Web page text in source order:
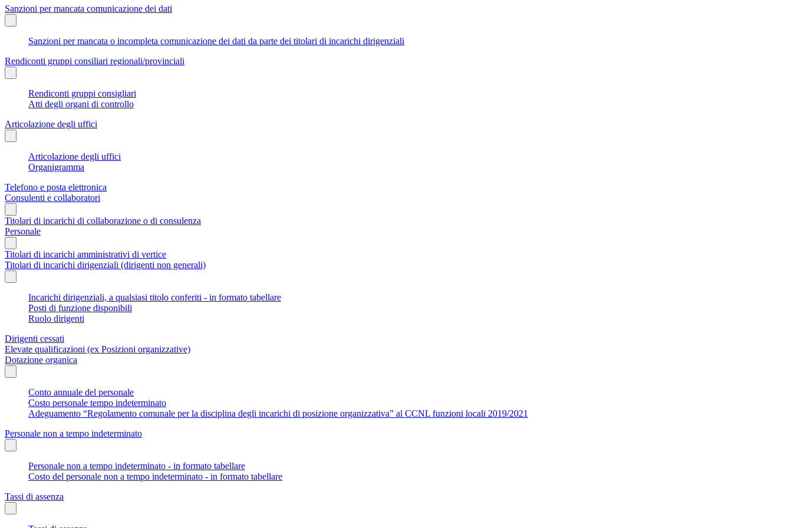
Sanzioni per mancata comunicazione dei dati
Sanzioni per mancata o incompleta comunicazione dei dati da parte dei titolari di incarichi dirigenziali
Rendiconti gruppi consiliari regionali/provinciali
Rendiconti gruppi consigliari
Atti degli organi di controllo
Articolazione degli uffici
Articolazione degli uffici
Organigramma
Telefono e posta elettronica
Consulenti e collaboratori
Titolari di incarichi di collaborazione o di consulenza
Personale
Titolari di incarichi amministrativi di vertice
Titolari di incarichi dirigenziali (dirigenti non generali)
Incarichi dirigenziali, a qualsiasi titolo conferiti - in formato tabellare
Posti di funzione disponibili
Ruolo dirigenti
Dirigenti cessati
Elevate qualificazioni (ex Posizioni organizzative)
Dotazione organica
Conto annuale del personale
Costo personale tempo indeterminato
Adeguamento “Regolamento comunale per la disciplina degli incarichi di posizione organizzativa” al CCNL funzioni locali 2019/2021
Personale non a tempo indeterminato
Personale non a tempo indeterminato - in formato tabellare
Costo del personale non a tempo indeterminato - in formato tabellare
Tassi di assenza